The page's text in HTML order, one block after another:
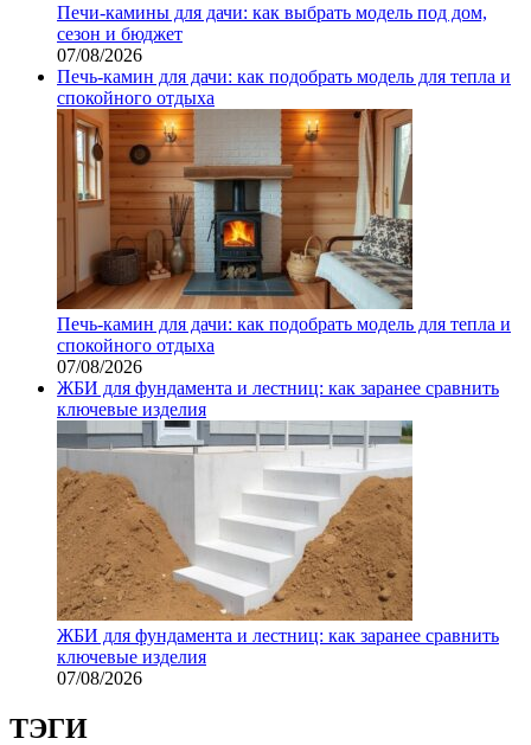
Печи-камины для дачи: как выбрать модель под дом,
сезон и бюджет
07/08/2026
Печь-камин для дачи: как подобрать модель для тепла и
спокойного отдыха
Печь-камин для дачи: как подобрать модель для тепла и
спокойного отдыха
07/08/2026
ЖБИ для фундамента и лестниц: как заранее сравнить
ключевые изделия
ЖБИ для фундамента и лестниц: как заранее сравнить
ключевые изделия
07/08/2026
ТЭГИ